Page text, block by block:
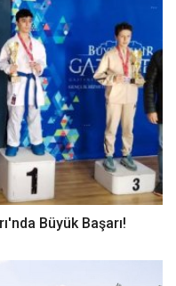
Büyük Başarı!